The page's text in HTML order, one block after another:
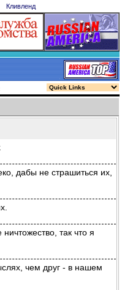
Кливленд
.
дабы не страшиться их,
так что я
чем друг - в нашем